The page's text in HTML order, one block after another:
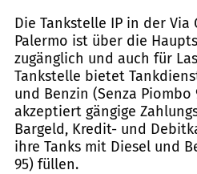
Die Tankstelle IP in der Via
Palermo ist über die
zugänglich und auch für
Tankstelle bietet
und Benzin (Senza Piombo
akzeptiert gängige
Bargeld, Kredit- und
ihre Tanks mit Diesel und
95) füllen.